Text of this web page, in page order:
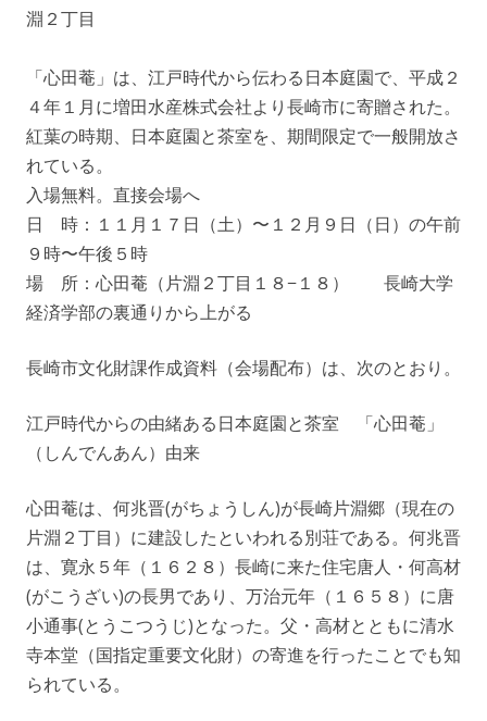
淵２丁目
「心田菴」は、江戸時代から伝わる日本庭園で、平成２
４年１月に増田水産株式会社より長崎市に寄贈された。
紅葉の時期、日本庭園と茶室を、期間限定で一般開放さ
れている。
入場無料。直接会場へ
日 時：１１月１７日（土）〜１２月９日（日）の午前
９時〜午後５時
場 所：心田菴（片淵２丁目１８−１８） 長崎大学
経済学部の裏通りから上がる
長崎市文化財課作成資料（会場配布）は、次のとおり。
江戸時代からの由緒ある日本庭園と茶室 「心田菴」
（しんでんあん）由来
心田菴は、何兆晋(がちょうしん)が長崎片淵郷（現在の
片淵２丁目）に建設したといわれる別荘である。何兆晋
は、寛永５年（１６２８）長崎に来た住宅唐人・何高材
(がこうざい)の長男であり、万治元年（１６５８）に唐
小通事(とうこつうじ)となった。父・高材とともに清水
寺本堂（国指定重要文化財）の寄進を行ったことでも知
られている。